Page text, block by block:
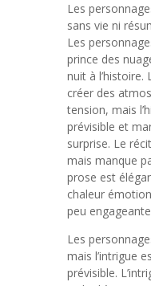
Les
sans vie ni
Les
prince des
nuit à l’histoire.
créer des
tension, mais
prévisible et
surprise. Le
mais manque
prose est
chaleur
peu
Les
mais l’intrigue
prévisible.